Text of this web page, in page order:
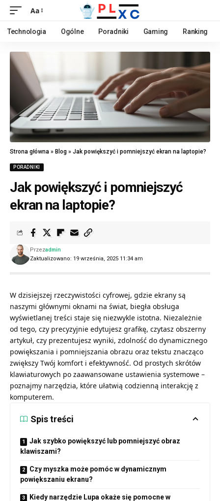
Aa
Technologia Ogólne Poradniki Gaming Ranking
Strona główna » Blog » Jak powiększyć i pomniejszyć ekran na laptopie?
PORADNIKI
Jak powiększyć i pomniejszyć
ekran na laptopie?
Zaktualizowano: 19 września, 2025 11:34 am
Przezadmin
W dzisiejszej rzeczywistości cyfrowej, gdzie ekrany są
naszymi głównymi oknami na świat, biegła obsługa
wyświetlanej treści staje się niezwykle istotna. Niezależnie
od tego, czy precyzyjnie edytujesz grafikę, czytasz obszerny
artykuł, czy prezentujesz wyniki, zdolność do dynamicznego
powiększania i pomniejszania obrazu oraz tekstu znacząco
zwiększy Twój komfort i efektywność. Od prostych skrótów
klawiaturowych po zaawansowane ustawienia systemowe –
poznajmy narzędzia, które ułatwią codzienną interakcję z
komputerem.
Spis treści
Jak szybko powiększyć lub pomniejszyć obraz
klawiszami?
Czy myszka może pomóc w dynamicznym
powiększaniu ekranu?
Kiedy narzędzie Lupa okaże się pomocne w